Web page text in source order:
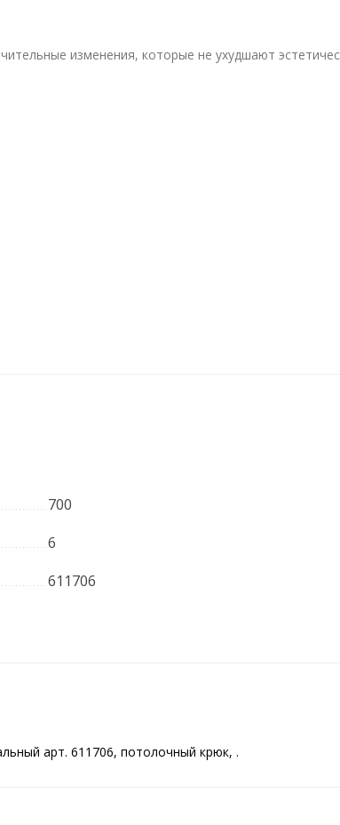
изменения, которые не ухудшают
700
6
611706
арт. 611706, потолочный крюк, .